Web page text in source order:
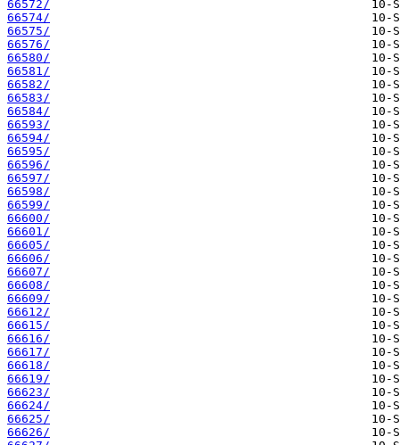
66572/
66574/
66575/
66576/
66580/
66581/
66582/
66583/
66584/
66593/
66594/
66595/
66596/
66597/
66598/
66599/
66600/
66601/
66605/
66606/
66607/
66608/
66609/
66612/
66615/
66616/
66617/
66618/
66619/
66623/
66624/
66625/
66626/